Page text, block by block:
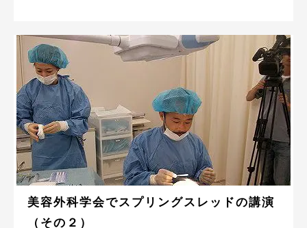
美容外科学会でスプリングスレッドの講演
（その２）